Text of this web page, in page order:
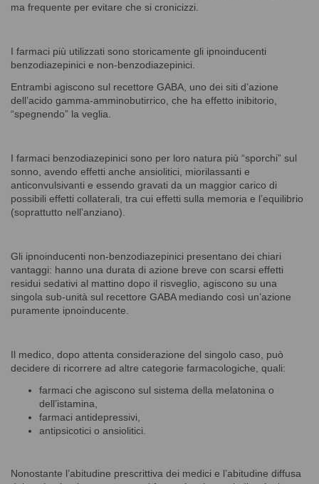
ma frequente per evitare che si cronicizzi.
I farmaci più utilizzati sono storicamente gli ipnoinducenti
benzodiazepinici e non-benzodiazepinici.
Entrambi agiscono sul recettore GABA, uno dei siti d’azione
dell’acido gamma-amminobutirrico, che ha effetto inibitorio,
“spegnendo” la veglia.
I farmaci benzodiazepinici sono per loro natura più “sporchi” sul
sonno, avendo effetti anche ansiolitici, miorilassanti e
anticonvulsivanti e essendo gravati da un maggior carico di
possibili effetti collaterali, tra cui effetti sulla memoria e l’equilibrio
(soprattutto nell’anziano).
Gli ipnoinducenti non-benzodiazepinici presentano dei chiari
vantaggi: hanno una durata di azione breve con scarsi effetti
residui sedativi al mattino dopo il risveglio, agiscono su una
singola sub-unità sul recettore GABA mediando così un’azione
puramente ipnoinducente.
Il medico, dopo attenta considerazione del singolo caso, può
decidere di ricorrere ad altre categorie farmacologiche, quali:
farmaci che agiscono sul sistema della melatonina o
dell’istamina,
farmaci antidepressivi,
antipsicotici o ansiolitici.
Nonostante l’abitudine prescrittiva dei medici e l’abitudine diffusa